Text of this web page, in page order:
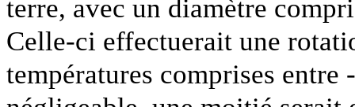
terre, avec un diamètre
Celle-ci effectuerait une
températures comprises